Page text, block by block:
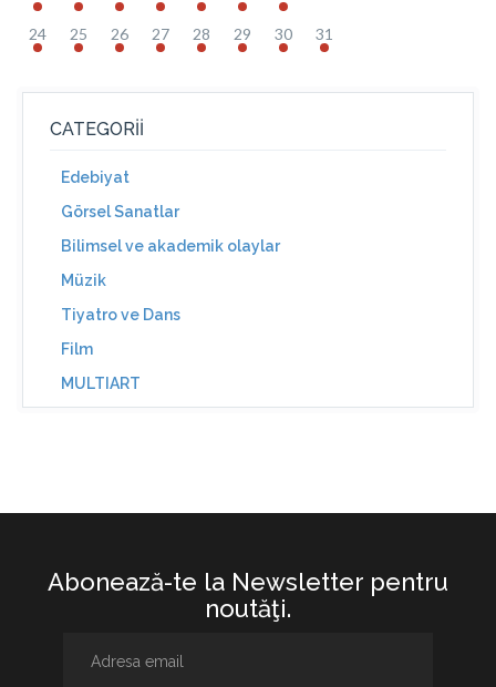
24 25 26 27 28 29 30 31
CATEGORII
Edebiyat
Görsel Sanatlar
Bilimsel ve akademik olaylar
Müzik
Tiyatro ve Dans
Film
MULTIART
Abonează-te la Newsletter pentru
noutăţi.